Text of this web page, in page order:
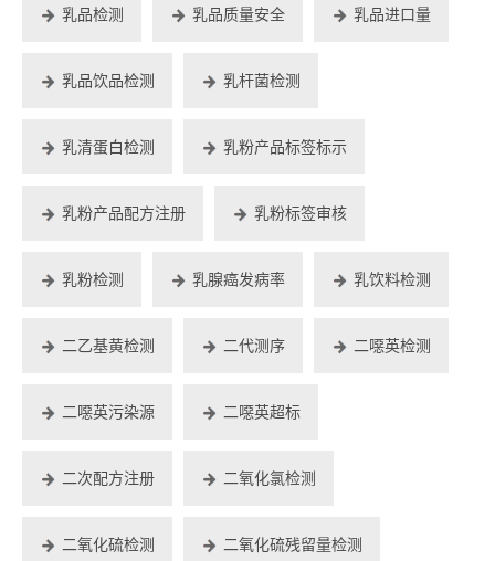
乳品检测 乳品质量安全 乳品进口量
乳品饮品检测 乳杆菌检测
乳清蛋白检测 乳粉产品标签标示
乳粉产品配方注册 乳粉标签审核
乳粉检测 乳腺癌发病率 乳饮料检测
二乙基黄检测 二代测序 二噁英检测
二噁英污染源 二噁英超标
二次配方注册 二氧化氯检测
二氧化硫检测 二氧化硫残留量检测